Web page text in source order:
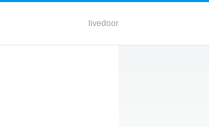
livedoor